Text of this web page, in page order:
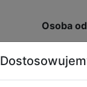
Osoba
Francja /
93300